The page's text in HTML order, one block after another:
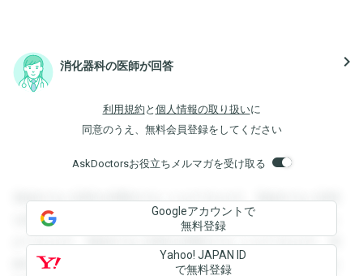
消化器科の医師が回答 navigate_next
利用規約 と 個人情報の取り扱いに
同意のうえ、無料会員登録をしてください
AskDoctorsお役立ちメルマガを受け取る
登録すると回答を閲覧することができます。登録すると回答
を閲覧することができます。登録すると回答を閲覧すること
ができます。登録すると回答を閲覧することができます。登
録すると回答を閲覧することができます。登録すると回答を
Googleアカウントで
無料登録
Yahoo! JAPAN ID
で無料登録